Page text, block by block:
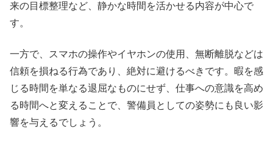
来の目標整理など、静かな時間を活かせる内容が中心で
す。
一方で、スマホの操作やイヤホンの使用、無断離脱などは
信頼を損ねる行為であり、絶対に避けるべきです。暇を感
じる時間を単なる退屈なものにせず、仕事への意識を高め
る時間へと変えることで、警備員としての姿勢にも良い影
響を与えるでしょう。